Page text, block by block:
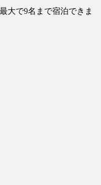
大で9名まで宿泊できま